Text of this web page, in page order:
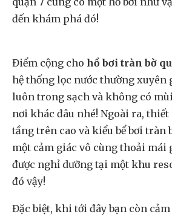
đến khám phá đó!
Điểm cộng cho hồ bơi tràn bờ
hệ thống lọc nước thường xuyên
luôn trong sạch và không có
nơi khác đâu nhé! Ngoài ra,
tầng trên cao và kiểu bể bơi tràn
một cảm giác vô cùng thoải mái
được nghỉ dưỡng tại một khu
đó vậy!
Đặc biệt, khi tới đây bạn còn